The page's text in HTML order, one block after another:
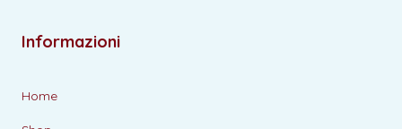
Informazioni
Home